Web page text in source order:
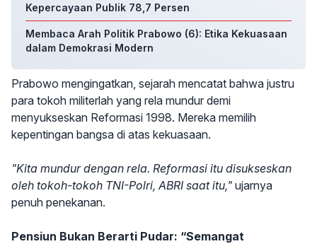
Kepercayaan Publik 78,7 Persen
Membaca Arah Politik Prabowo (6): Etika Kekuasaan
dalam Demokrasi Modern
Prabowo mengingatkan, sejarah mencatat bahwa justru
para tokoh militerlah yang rela mundur demi
menyukseskan Reformasi 1998. Mereka memilih
kepentingan bangsa di atas kekuasaan.
"Kita mundur dengan rela. Reformasi itu disukseskan
oleh tokoh-tokoh TNI-Polri, ABRI saat itu," ujarnya
penuh penekanan.
Pensiun Bukan Berarti Pudar: “Semangat